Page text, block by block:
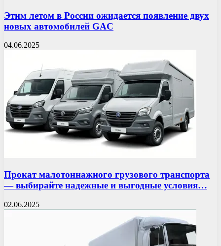
Этим летом в России ожидается появление двух
новых автомобилей GAC
04.06.2025
Прокат малотоннажного грузового транспорта
— выбирайте надежные и выгодные условия…
02.06.2025